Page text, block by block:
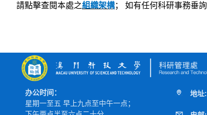
請點擊查閱本處之組織架構； 如有任何科研事務垂
办公时间：
星期一至五 早上九点至中午一点；
地址: